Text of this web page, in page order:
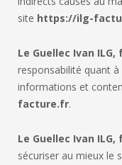
site https://ilg-
Le Guellec Ivan
responsabilité quant
informations et
facture.fr.
Le Guellec Ivan
sécuriser au mieux le